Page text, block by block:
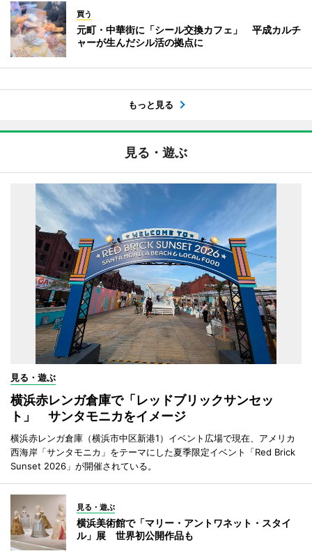
買う
元町・中華街に「シール交換カフェ」 平成カルチ
ャーが生んだシル活の拠点に
もっと見る
見る・遊ぶ
見る・遊ぶ
横浜赤レンガ倉庫で「レッドブリックサンセッ
ト」 サンタモニカをイメージ
横浜赤レンガ倉庫（横浜市中区新港1）イベント広場で現在、アメリカ
西海岸「サンタモニカ」をテーマにした夏季限定イベント「Red Brick
Sunset 2026」が開催されている。
見る・遊ぶ
横浜美術館で「マリー・アントワネット・スタイ
ル」展 世界初公開作品も